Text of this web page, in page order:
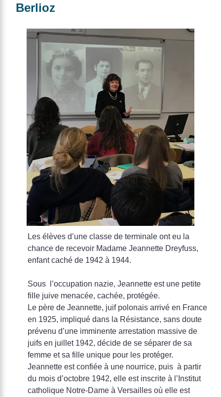
Berlioz
Les élèves d’une classe de terminale ont eu la
chance de recevoir Madame Jeannette Dreyfuss,
enfant caché de 1942 à 1944.
Sous l’occupation nazie, Jeannette est une petite
fille juive menacée, cachée, protégée.
Le père de Jeannette, juif polonais arrivé en France
en 1925, impliqué dans la Résistance, sans doute
prévenu d’une imminente arrestation massive de
juifs en juillet 1942, décide de se séparer de sa
femme et sa fille unique pour les protéger.
Jeannette est confiée à une nourrice, puis à partir
du mois d’octobre 1942, elle est inscrite à l’Institut
catholique Notre-Dame à Versailles où elle est